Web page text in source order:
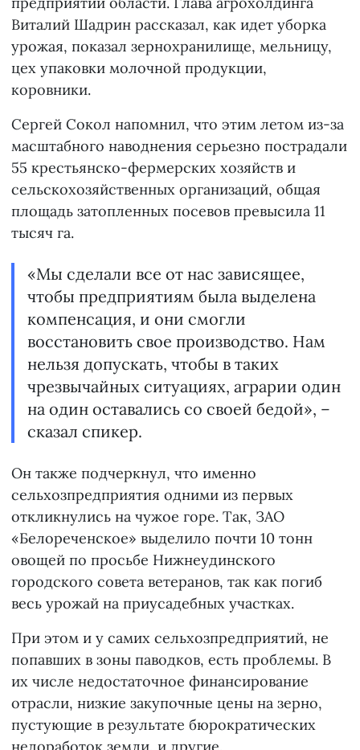
Виталий Шадрин рассказал, как идет уборка
урожая, показал зернохранилище, мельницу,
цех упаковки молочной продукции,
коровники.
Сергей Сокол напомнил, что этим летом из-за
масштабного наводнения серьезно пострадали
55 крестьянско-фермерских хозяйств и
сельскохозяйственных организаций, общая
площадь затопленных посевов превысила 11
тысяч га.
«Мы сделали все от нас зависящее,
чтобы предприятиям была выделена
компенсация, и они смогли
восстановить свое производство. Нам
нельзя допускать, чтобы в таких
чрезвычайных ситуациях, аграрии один
на один оставались со своей бедой», –
сказал спикер.
Он также подчеркнул, что именно
сельхозпредприятия одними из первых
откликнулись на чужое горе. Так, ЗАО
«Белореченское» выделило почти 10 тонн
овощей по просьбе Нижнеудинского
городского совета ветеранов, так как погиб
весь урожай на приусадебных участках.
При этом и у самих сельхозпредприятий, не
попавших в зоны паводков, есть проблемы. В
их числе недостаточное финансирование
отрасли, низкие закупочные цены на зерно,
пустующие в результате бюрократических